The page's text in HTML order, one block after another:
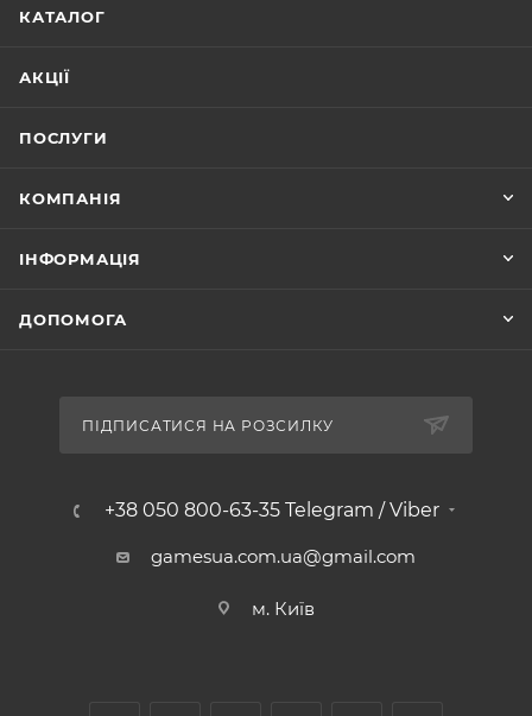
КАТАЛОГ
АКЦІЇ
ПОСЛУГИ
КОМПАНІЯ
ІНФОРМАЦІЯ
ДОПОМОГА
ПІДПИСАТИСЯ НА РОЗСИЛКУ
+38 050 800-63-35 Telegram / Viber
gamesua.com.ua@gmail.com
м. Київ